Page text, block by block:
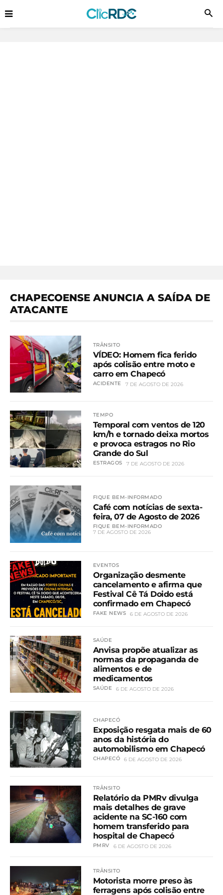
CHAPECOENSE ANUNCIA A SAÍDA DE
ATACANTE
TRÂNSITO
VÍDEO: Homem fica ferido
após colisão entre moto e
carro em Chapecó
ACIDENTE 7 DE AGOSTO DE 2026
TEMPO
Temporal com ventos de 120
km/h e tornado deixa mortos
e provoca estragos no Rio
Grande do Sul
ESTRAGOS 7 DE AGOSTO DE 2026
FIQUE BEM-INFORMADO
Café com notícias de sexta-
feira, 07 de Agosto de 2026
FIQUE BEM-INFORMADO
7 DE AGOSTO DE 2026
EVENTOS
Organização desmente
cancelamento e afirma que
Festival Cê Tá Doido está
confirmado em Chapecó
FAKE NEWS 6 DE AGOSTO DE 2026
SAÚDE
Anvisa propõe atualizar as
normas da propaganda de
alimentos e de
medicamentos
SAÚDE 6 DE AGOSTO DE 2026
CHAPECÓ
Exposição resgata mais de 60
anos da história do
automobilismo em Chapecó
CHAPECÓ 6 DE AGOSTO DE 2026
TRÂNSITO
Relatório da PMRv divulga
mais detalhes de grave
acidente na SC-160 com
homem transferido para
hospital de Chapecó
PMRV 6 DE AGOSTO DE 2026
TRÂNSITO
Motorista morre preso às
ferragens após colisão entre